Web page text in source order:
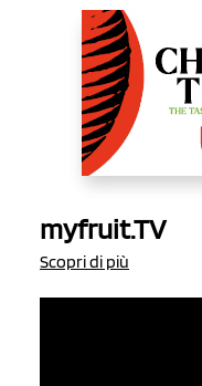
myfruit.TV
Scopri di più